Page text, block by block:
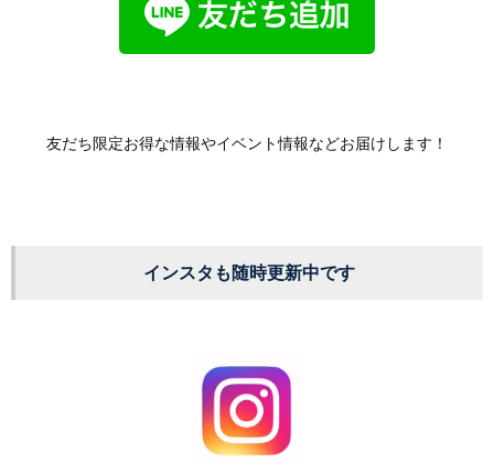
友だち限定お得な情報やイベント情報などお届けします！
インスタも随時更新中です